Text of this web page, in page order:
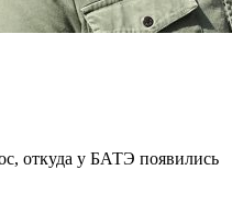
откуда у БАТЭ появились